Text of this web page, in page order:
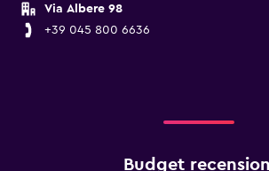
Via Albere 98
+39 045 800 6636
Budget